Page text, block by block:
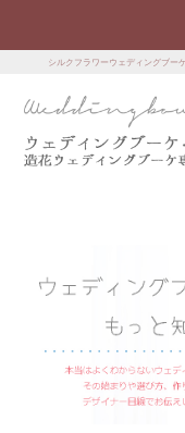
シルクフラワーウェディングブー